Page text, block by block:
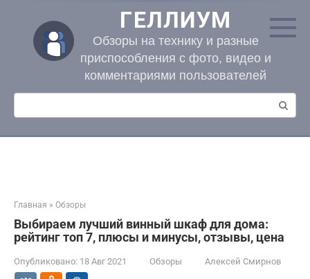
контенту
ГЕЛЛИУМ
Обзоры на технику и разные
приспособления с фото, видео и
комментариями пользователей
Поиск:
Главная » Обзоры
Выбираем лучший винный шкаф для дома:
рейтинг топ 7, плюсы и минусы, отзывы, цена
Опубликовано: 18 Авг 2021 Обзоры Алексей Смирнов